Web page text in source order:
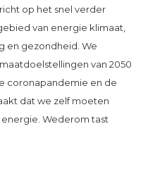
op het snel verder
van energie klimaat,
en gezondheid. We
van 2050
coronapandemie en de
dat we zelf moeten
Wederom tast